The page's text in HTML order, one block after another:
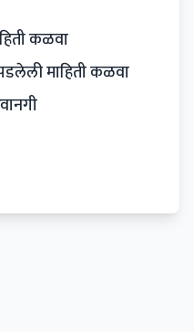
कळवा
माहिती कळवा